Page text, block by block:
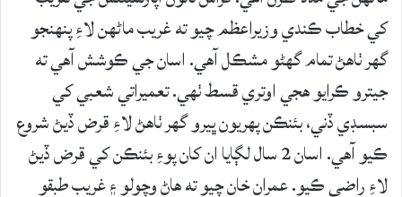
کي خطاب ڪندي وزيراعظم چيو ته غريب ماڻهن لاءِ پنهنجو
گهر ٺاهڻ تمام گهڻو مشڪل آهي. اسان جي ڪوشش آهي ته
جيترو ڪرايو هجي اوتري قسط ٺهي. تعميراتي شعبي کي
سبسڊي ڏني، بئنڪن پهريون ڀيرو گهر ٺاهڻ لاءِ قرض ڏيڻ شروع
ڪيو آهي. اسان 2 سال لڳايا ان کان پوءِ بئنڪن کي قرض ڏيڻ
لاءِ راضي ڪيو. عمران خان چيو ته هاڻ وچولو ۽ غريب طبقو